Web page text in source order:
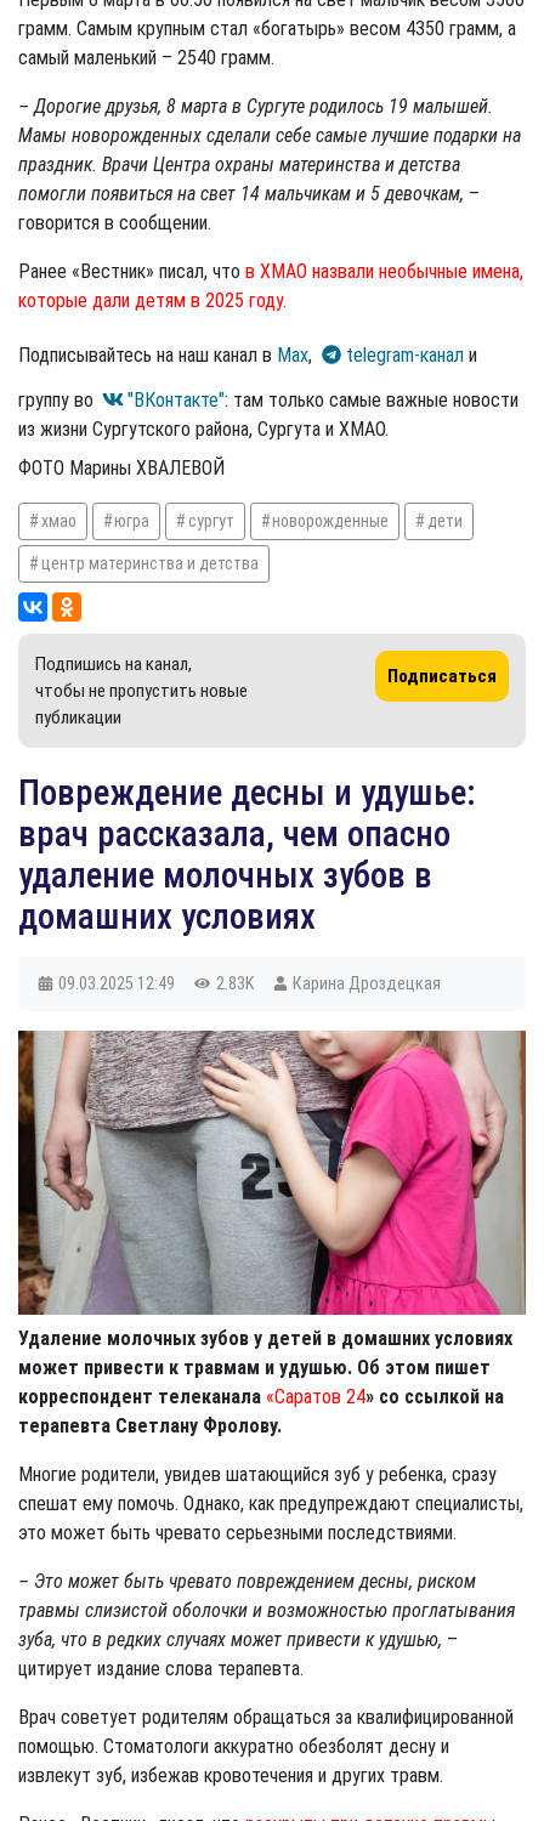
грамм. Самым крупным стал «богатырь» весом 4350 грамм, а
самый маленький – 2540 грамм.
– Дорогие друзья, 8 марта в Сургуте родилось 19 малышей.
Мамы новорожденных сделали себе самые лучшие подарки на
праздник. Врачи Центра охраны материнства и детства
помогли появиться на свет 14 мальчикам и 5 девочкам, –
говорится в сообщении.
Ранее «Вестник» писал, что в ХМАО назвали необычные имена,
которые дали детям в 2025 году.
Подписывайтесь на наш канал в Max, telegram-канал и
группу во
"ВКонтакте": там только самые важные новости
из жизни Сургутского района, Сургута и ХМАО.
ФОТО Марины ХВАЛЕВОЙ
хмао югра сургут новорожденные дети
центр материнства и детства
Подпишись на канал,
чтобы не пропустить новые
публикации
Подписаться
Повреждение десны и удушье:
врач рассказала, чем опасно
удаление молочных зубов в
домашних условиях
09.03.2025 12:49 2.83K Карина Дроздецкая
Удаление молочных зубов у детей в домашних условиях
может привести к травмам и удушью. Об этом пишет
корреспондент телеканала «Саратов 24» со ссылкой на
терапевта Светлану Фролову.
Многие родители, увидев шатающийся зуб у ребенка, сразу
спешат ему помочь. Однако, как предупреждают специалисты,
это может быть чревато серьезными последствиями.
– Это может быть чревато повреждением десны, риском
травмы слизистой оболочки и возможностью проглатывания
зуба, что в редких случаях может привести к удушью, –
цитирует издание слова терапевта.
Врач советует родителям обращаться за квалифицированной
помощью. Стоматологи аккуратно обезболят десну и
извлекут зуб, избежав кровотечения и других травм.